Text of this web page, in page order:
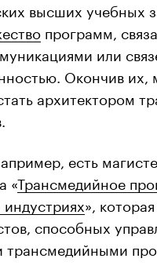
высших учебных
программ,
или
Окончив их,
архитектором
есть
«Трансмедийное
»,
способных